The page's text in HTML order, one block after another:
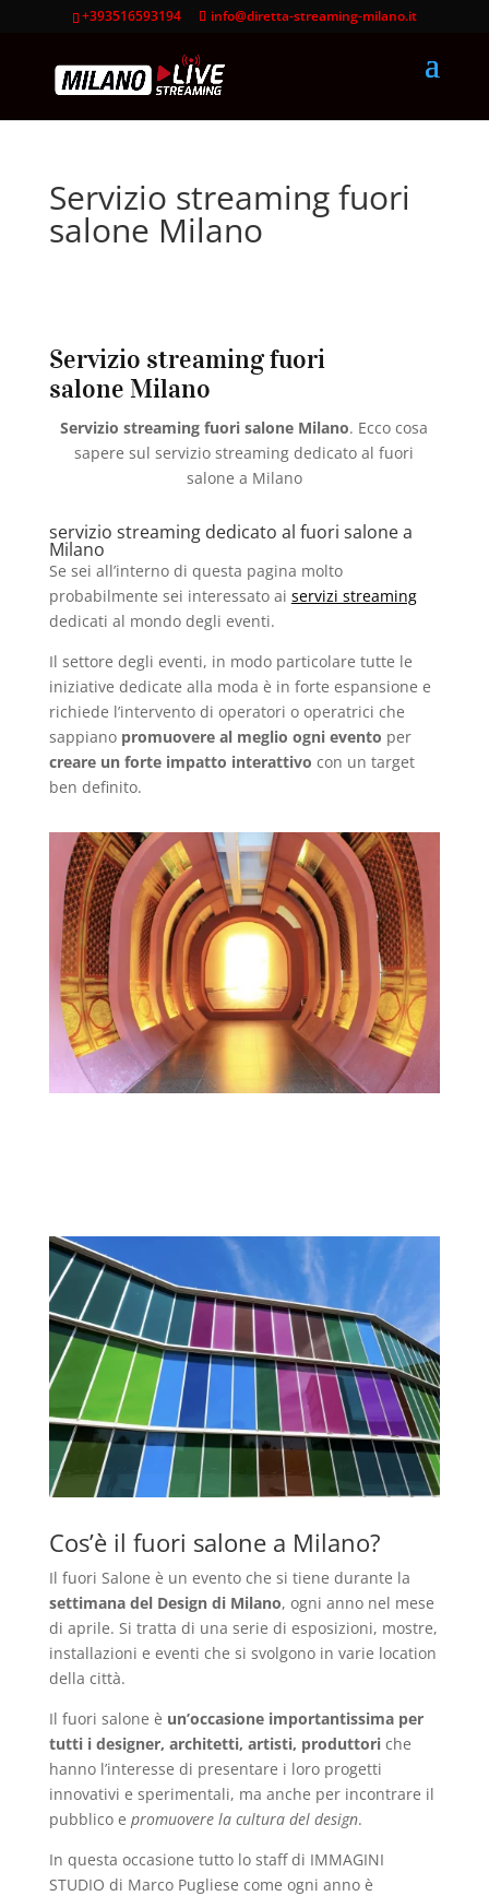
+393516593194 info@diretta-streaming-milano.it
Servizio streaming fuori
salone Milano
Servizio streaming fuori
salone Milano
Servizio streaming fuori salone Milano. Ecco cosa
sapere sul servizio streaming dedicato al fuori
salone a Milano
servizio streaming dedicato al fuori salone a
Milano
Se sei all’interno di questa pagina molto
probabilmente sei interessato ai servizi streaming
dedicati al mondo degli eventi.
Il settore degli eventi, in modo particolare tutte le
iniziative dedicate alla moda è in forte espansione e
richiede l’intervento di operatori o operatrici che
sappiano promuovere al meglio ogni evento per
creare un forte impatto interattivo con un target
ben definito.
Cos’è il fuori salone a Milano?
Il fuori Salone è un evento che si tiene durante la
settimana del Design di Milano, ogni anno nel mese
di aprile. Si tratta di una serie di esposizioni, mostre,
installazioni e eventi che si svolgono in varie location
della città.
Il fuori salone è un’occasioneimportantissimaper
tutti idesigner, architetti, artisti, produttori che
hanno l’interesse di presentare i loro progetti
innovativi e sperimentali, ma anche per incontrare il
pubblico e promuovere la cultura del design.
In questa occasione tutto lo staff di IMMAGINI
STUDIO di Marco Pugliese come ogni anno è